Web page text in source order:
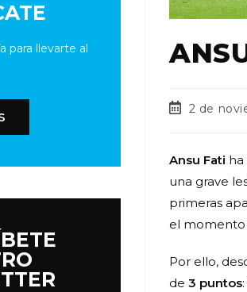
2 de
Ansu Fati
una grave
primeras
el momento
Por ello,
de 3 puntos:
para llevarte al